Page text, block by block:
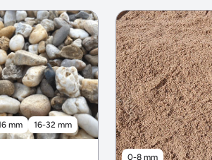
mm 16-32 mm
0-8 mm